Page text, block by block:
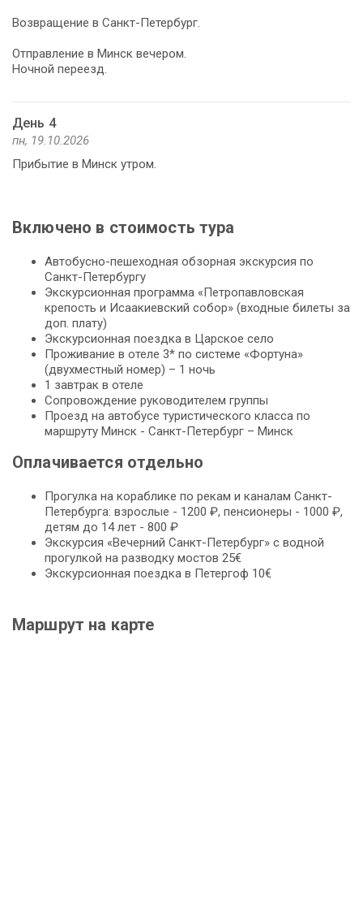
Возвращение в Санкт-Петербург.
Отправление в Минск вечером.
Ночной переезд.
День 4
пн, 19.10.2026
Прибытие в Минск утром.
Включено в стоимость тура
Автобусно-пешеходная обзорная экскурсия по
Санкт-Петербургу
Экскурсионная программа «Петропавловская
крепость и Исаакиевский собор» (входные билеты за
доп. плату)
Экскурсионная поездка в Царское село
Проживание в отеле 3* по системе «Фортуна»
(двухместный номер) – 1 ночь
1 завтрак в отеле
Сопровождение руководителем группы
Проезд на автобусе туристического класса по
маршруту Минск - Санкт-Петербург – Минск
Оплачивается отдельно
Прогулка на кораблике по рекам и каналам Санкт-
Петербурга: взрослые - 1200 ₽, пенсионеры - 1000 ₽,
детям до 14 лет - 800 ₽
Экскурсия «Вечерний Санкт-Петербург» с водной
прогулкой на разводку мостов 25€
Экскурсионная поездка в Петергоф 10€
Маршрут на карте